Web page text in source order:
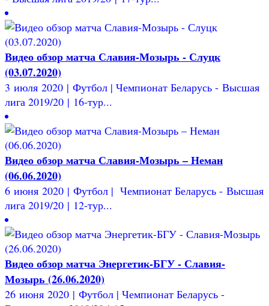
Видео обзор матча Славия-Мозырь - Слуцк
(03.07.2020)
3 июля 2020 | Футбол | Чемпионат Беларусь - Высшая
лига 2019/20 | 16-тур...
Видео обзор матча Славия-Мозырь – Неман
(06.06.2020)
6 июня 2020 | Футбол | Чемпионат Беларусь - Высшая
лига 2019/20 | 12-тур...
Видео обзор матча Энергетик-БГУ - Славия-
Мозырь (26.06.2020)
26 июня 2020 | Футбол | Чемпионат Беларусь -